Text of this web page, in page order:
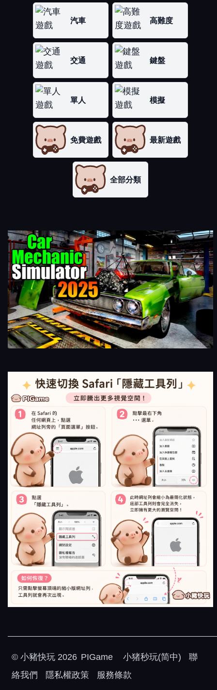
汽車 高難度
交通 鍵盤
單人 模擬
免費遊戲 最新遊戲
全部分類
© 小豬快玩 2026 PIGame 小猪秒玩(简中)
聯
絡我們
隱私權政策 服務條款